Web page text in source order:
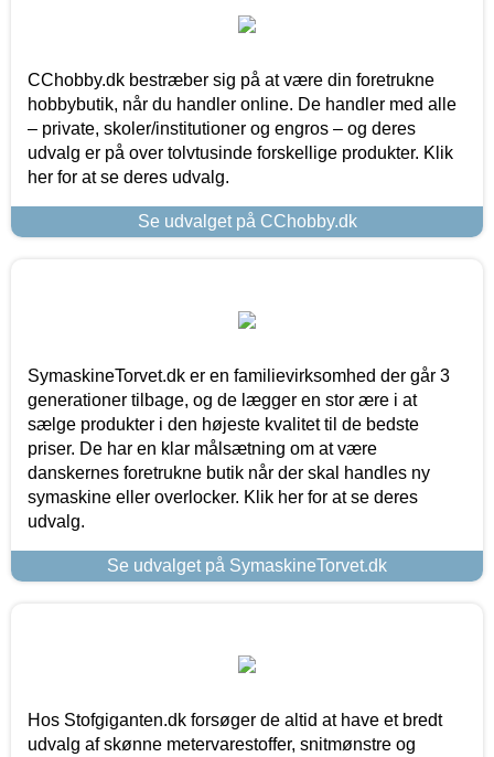
CChobby.dk bestræber sig på at være din foretrukne
hobbybutik, når du handler online. De handler med alle
– private, skoler/institutioner og engros – og deres
udvalg er på over tolvtusinde forskellige produkter. Klik
her for at se deres udvalg.
Se udvalget på CChobby.dk
SymaskineTorvet.dk er en familievirksomhed der går 3
generationer tilbage, og de lægger en stor ære i at
sælge produkter i den højeste kvalitet til de bedste
priser. De har en klar målsætning om at være
danskernes foretrukne butik når der skal handles ny
symaskine eller overlocker. Klik her for at se deres
udvalg.
Se udvalget på SymaskineTorvet.dk
Hos Stofgiganten.dk forsøger de altid at have et bredt
udvalg af skønne metervarestoffer, snitmønstre og